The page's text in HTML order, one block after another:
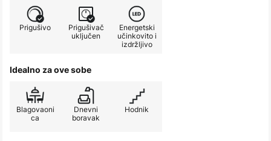
Prigušivo
Prigušivač
uključen
Energetski
učinkovito i
izdržljivo
Idealno za ove sobe
Blagovaoni
ca
Dnevni
boravak
Hodnik